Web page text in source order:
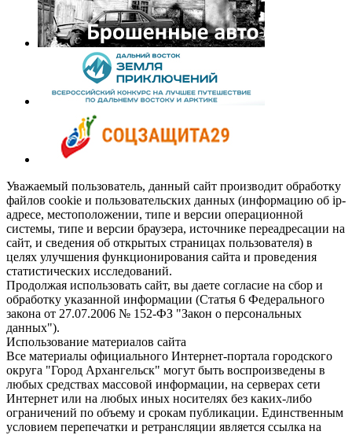
Уважаемый пользователь, данный сайт производит обработку
файлов cookie и пользовательских данных (информацию об ip-
адресе, местоположении, типе и версии операционной
системы, типе и версии браузера, источнике переадресации на
сайт, и сведения об открытых страницах пользователя) в
целях улучшения функционирования сайта и проведения
статистических исследований.
Продолжая использовать сайт, вы даете согласие на сбор и
обработку указанной информации (Статья 6 Федерального
закона от 27.07.2006 № 152-ФЗ "Закон о персональных
данных").
Использование материалов сайта
Все материалы официального Интернет-портала городского
округа "Город Архангельск" могут быть воспроизведены в
любых средствах массовой информации, на серверах сети
Интернет или на любых иных носителях без каких-либо
ограничений по объему и срокам публикации. Единственным
условием перепечатки и ретрансляции является ссылка на